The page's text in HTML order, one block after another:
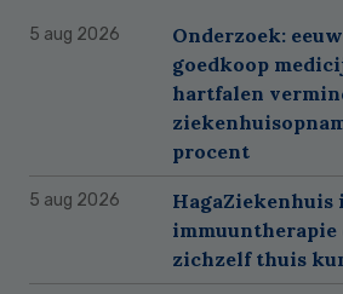
5 aug 2026
Onderzoek:
goedkoop
hartfalen
procent
5 aug 2026
immuuntherapie
zichzelf thuis